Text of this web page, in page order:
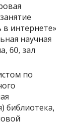
в интернете»
научная
60, зал
по
библиотека,